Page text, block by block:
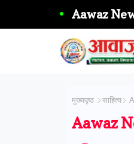
Aawaz
मुख्यपृष्ठ साहित्य
Aawaz